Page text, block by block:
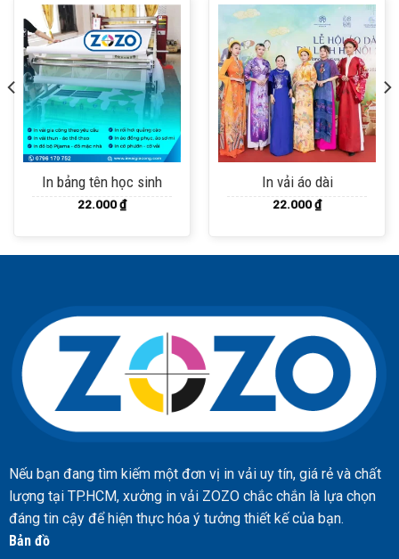
In bảng tên học sinh
22.000₫
In vải áo dài
22.000₫
Nếu bạn đang tìm kiếm một đơn vị in vải uy tín, giá rẻ và chất
lượng tại TP.HCM, xưởng in vải ZOZO chắc chắn là lựa chọn
đáng tin cậy để hiện thực hóa ý tưởng thiết kế của bạn.
Bản đồ